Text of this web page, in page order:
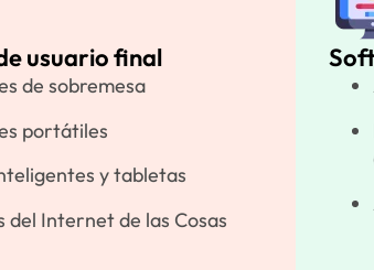
usuario final
de sobremesa
portátiles
y tabletas
del Internet de las Cosas